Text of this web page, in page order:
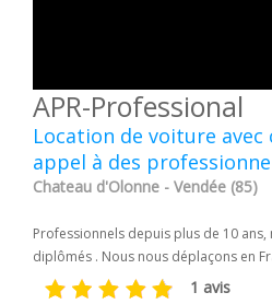
APR-Professional
Location de voiture
appel à des
Chateau d'Olonne - Vendée (85)
Professionnels depuis plus de 10
diplômés . Nous nous déplaçons en
1 avis